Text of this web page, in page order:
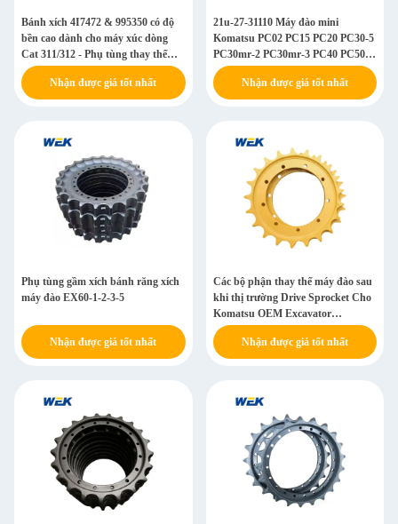
Bánh xích 4I7472 & 995350 có độ
bền cao dành cho máy xúc dòng
Cat 311/312 - Phụ tùng thay thế
cấp OEM
Nhận được giá tốt nhất
21u-27-31110 Máy đào mini
Komatsu PC02 PC15 PC20 PC30-5
PC30mr-2 PC30mr-3 PC40 PC50
PC60 PC60-5 PC75uu3 PC95r-2
PC60-7 Máy đinh
Nhận được giá tốt nhất
Phụ tùng gầm xích bánh răng xích
máy đào EX60-1-2-3-5
Nhận được giá tốt nhất
Các bộ phận thay thế máy đào sau
khi thị trường Drive Sprocket Cho
Komatsu OEM Excavator
Sprockets Sprocket Chain Kit
Nhận được giá tốt nhất